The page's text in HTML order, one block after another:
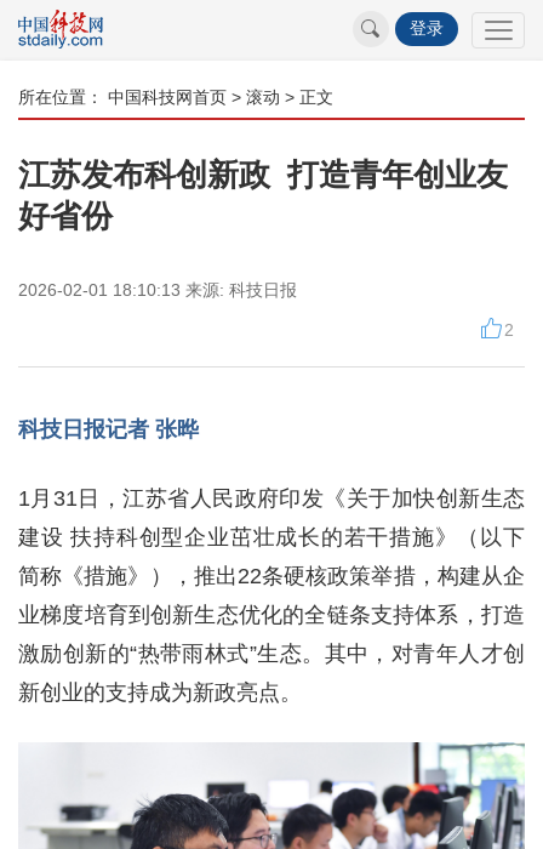
登录
所在位置： 中国科技网首页 > 滚动 > 正文
江苏发布科创新政 打造青年创业友
好省份
2026-02-01 18:10:13 来源: 科技日报
2
科技日报记者 张晔
1月31日，江苏省人民政府印发《关于加快创新生态
建设 扶持科创型企业茁壮成长的若干措施》（以下
简称《措施》），推出22条硬核政策举措，构建从企
业梯度培育到创新生态优化的全链条支持体系，打造
激励创新的“热带雨林式”生态。其中，对青年人才创
新创业的支持成为新政亮点。